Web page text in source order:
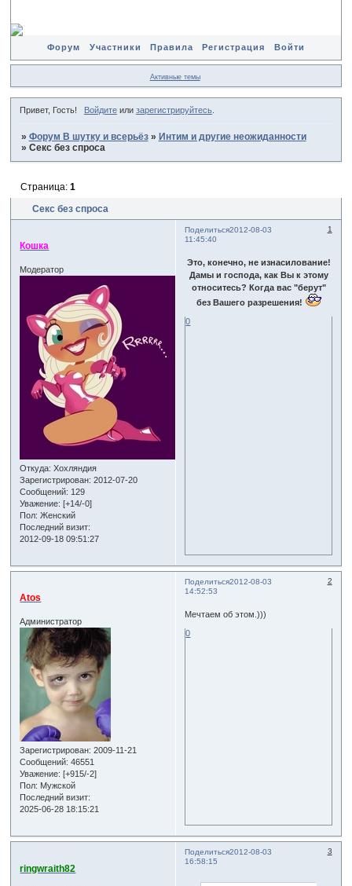
Форум Участники Правила Регистрация Войти
Активные темы
Привет, Гость! Войдитеили зарегистрируйтесь.
» Форум В шутку и всерьёз » Интим и другие неожиданности
» Секс без спроса
Секс без спроса
Страница: 1
Поделиться 1
2012-08-03
11:45:40
Кошка
Модератор
Откуда: Хохляндия
Зарегистрирован: 2012-07-20
Сообщений: 129
Уважение: [+14/-0]
Пол: Женский
Последний визит:
2012-09-18 09:51:27
Это, конечно, не изнасилование!
Дамы и господа, как Вы к этому
относитесь? Когда вас "берут"
без Вашего разрешения!
0
Поделиться 2
2012-08-03
14:52:53
Atos
Администратор
Зарегистрирован: 2009-11-21
Сообщений: 46551
Уважение: [+915/-2]
Пол: Мужской
Последний визит:
2025-06-28 18:15:21
Мечтаем об этом.)))
0
Поделиться 3
2012-08-03
16:58:15
ringwraith82